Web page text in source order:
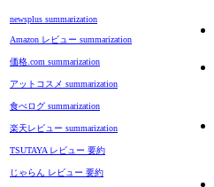
newsplus summarization
Amazon レビュー summarization
価格.com summarization
アットコスメ summarization
食べログ summarization
楽天レビュー summarization
TSUTAYA レビュー 要約
じゃらん レビュー 要約